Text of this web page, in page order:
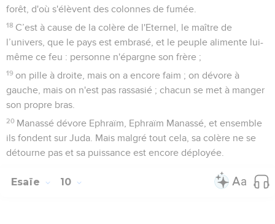
forêt, d'où s'élèvent des colonnes de fumée.
18 C’est à cause de la colère de l'Eternel, le maître de
l’univers, que le pays est embrasé, et le peuple alimente lui-
même ce feu : personne n'épargne son frère ;
19 on pille à droite, mais on a encore faim ; on dévore à
gauche, mais on n'est pas rassasié ; chacun se met à manger
son propre bras.
20 Manassé dévore Ephraïm, Ephraïm Manassé, et ensemble
ils fondent sur Juda. Mais malgré tout cela, sa colère ne se
détourne pas et sa puissance est encore déployée.
Esaïe 10